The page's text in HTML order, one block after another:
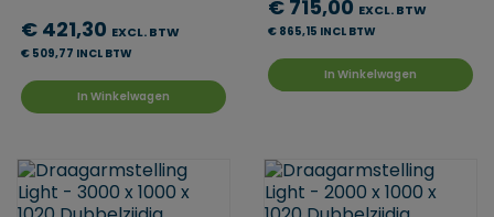
€ 421,30 EXCL. BTW
€ 509,77 INCL BTW
In Winkelwagen
€ 715,00 EXCL. BTW
€ 865,15 INCL BTW
In Winkelwagen